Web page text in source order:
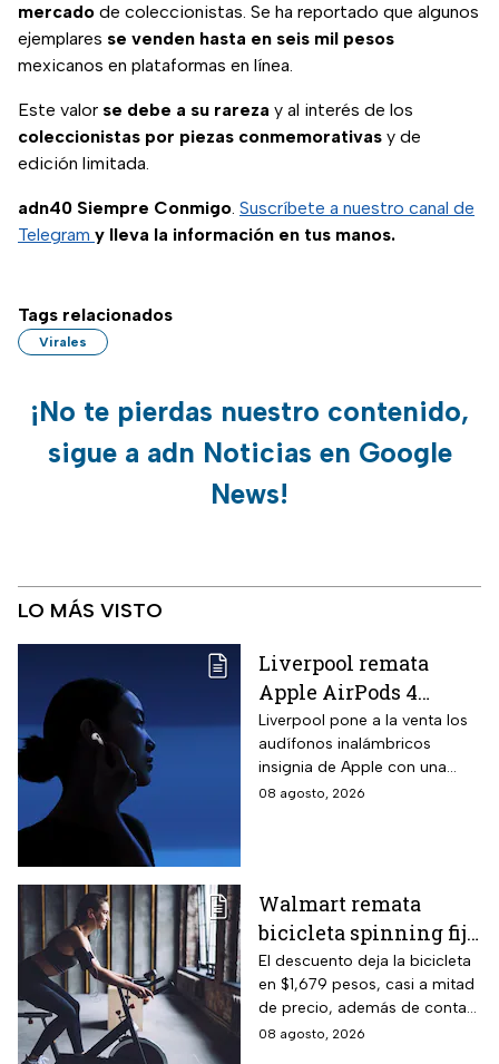
mercado de coleccionistas. Se ha reportado que algunos
ejemplares se venden hasta en seis mil pesos
mexicanos en plataformas en línea.
Este valor se debe a su rareza y al interés de los
coleccionistas por piezas conmemorativas y de
edición limitada.
adn40 Siempre Conmigo. Suscríbete a nuestro canal de
Telegram y lleva la información en tus manos.
Tags relacionados
Virales
¡No te pierdas nuestro contenido,
sigue a adn Noticias en Google
News!
LO MÁS VISTO
Liverpool remata
Apple AirPods 4
inalámbricos con 20%
descuento y hasta 16
MSI
Liverpool pone a la venta los
audífonos inalámbricos
insignia de Apple con una
rebaja considerable y
08 agosto, 2026
Walmart remata
bicicleta spinning fija
con monitoreo de
velocidad, calorías y
pulso, ideal para hacer
cardio en casa
El descuento deja la bicicleta
en $1,679 pesos, casi a mitad
de precio, además de contar
el beneficio de meses sin
08 agosto, 2026